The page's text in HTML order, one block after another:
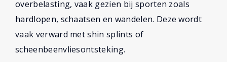
overbelasting, vaak gezien bij sporten zoals
hardlopen, schaatsen en wandelen. Deze wordt
vaak verward met shin splints of
scheenbeenvliesontsteking.